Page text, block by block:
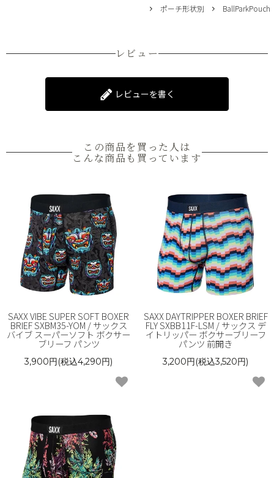
ポーチ形状別
BallParkPouch
レビュー
レビューを書く
この商品を買った人は
こんな商品も買っています
SAXX VIBE SUPER SOFT BOXER
BRIEF SXBM35-YOM / サックス
バイブ スーパーソフト ボクサー
ブリーフ パンツ
3,900円(税込4,290円)
SAXX DAYTRIPPER BOXER BRIEF
FLY SXBB11F-LSM / サックス デ
イトリッパー ボクサーブリーフ
パンツ 前開き
3,200円(税込3,520円)